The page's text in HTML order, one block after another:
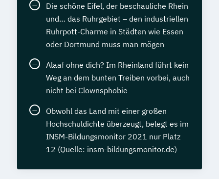
Die schöne Eifel, der beschauliche Rhein
und… das Ruhrgebiet – den industriellen
Ruhrpott-Charme in Städten wie Essen
oder Dortmund muss man mögen
Alaaf ohne dich? Im Rheinland führt kein
Weg an dem bunten Treiben vorbei, auch
nicht bei Clownsphobie
Obwohl das Land mit einer großen
Hochschuldichte überzeugt, belegt es im
INSM-Bildungsmonitor 2021 nur Platz
12 (Quelle: insm-bildungsmonitor.de)